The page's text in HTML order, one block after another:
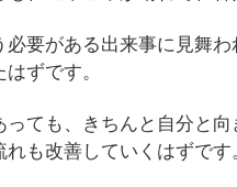
必要がある出来事に見舞
ずです。
ても、きちんと自分と
も改善していくはずです